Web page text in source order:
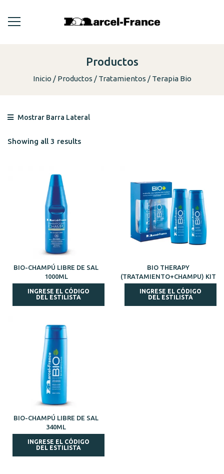
Productos
Inicio Productos Tratamientos Terapia Bio
Mostrar Barra Lateral
Showing all 3 results
BIO-CHAMPÚ LIBRE DE SAL
1000ML
INGRESE EL CÓDIGO
DEL ESTILISTA
BIO THERAPY
(TRATAMIENTO+CHAMPU) KIT
INGRESE EL CÓDIGO
DEL ESTILISTA
BIO-CHAMPÚ LIBRE DE SAL
340ML
INGRESE EL CÓDIGO
DEL ESTILISTA